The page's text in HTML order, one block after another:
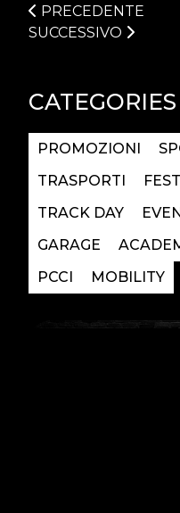
PRECEDENTE
SUCCESSIVO
CATEGORIES
PROMOZIONI
TRASPORTI
TRACK DAY
GARAGE
PCCI
MOBILITY